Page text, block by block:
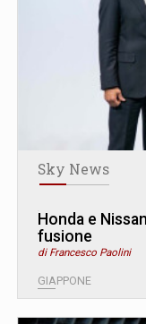
Sky News
Honda e
fusione
di Francesco Paolini
GIAPPONE